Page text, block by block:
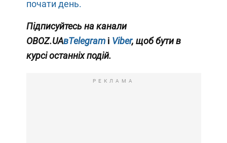
почати день.
Підписуйтесь на канали
OBOZ.UAвTelegramі Viber, щоб бути в
курсі останніх подій.
РЕКЛАМА